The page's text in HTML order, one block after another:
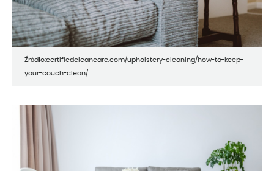
Źródło:certifiedcleancare.com/upholstery-cleaning/how-to-keep-
your-couch-clean/